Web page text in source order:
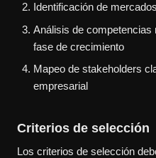
Identificación de
Análisis de competencias
fase de crecimiento
Mapeo de stakeholders
empresarial
Criterios de selección
Los criterios de selección